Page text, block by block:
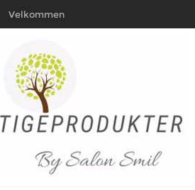
Velkommen